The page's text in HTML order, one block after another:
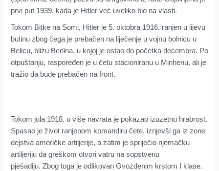
prvi put 1939. kada je Hitler već uveliko bio na vlasti.
Tokom Bitke na Somi, Hitler je 5. oktobra 1916. ranjen u lijevu
butinu zbog čega je prebačen na liječenje u vojnu bolnicu u
Belicu, blizu Berlina, u kojoj je ostao do početka decembra. Po
otpuštanju, raspoređen je u četu stacioniranu u Minhenu, ali je
tražio da bude prebačen na front.
Tokom jula 1918. u više navrata je pokazao izuzetnu hrabrost.
Spasao je život ranjenom komandiru čete, iznjevši ga iz zone
dejstva američke artiljerije, a zatim je spriječio njemačku
artiljeriju da greškom otvori vatru na sopstvenu
pješadiju. Zbog toga je odlikovan Gvozdenim krstom I klase.